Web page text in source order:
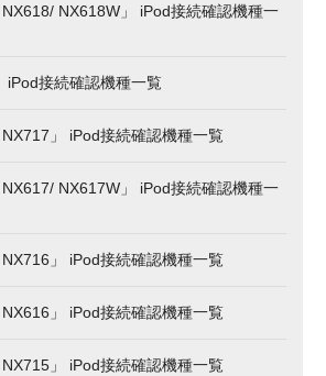
NX618/ NX618W」 iPod接続確認機種一
iPod接続確認機種一覧
NX717」 iPod接続確認機種一覧
NX617/ NX617W」 iPod接続確認機種一
NX716」 iPod接続確認機種一覧
NX616」 iPod接続確認機種一覧
NX715」 iPod接続確認機種一覧